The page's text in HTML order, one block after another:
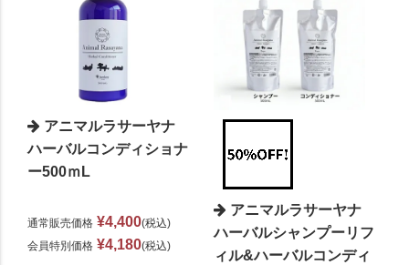
アニマルラサーヤナ
ハーバルコンディショナ
ー500ｍL
通常販売価格 ¥4,400 税込
会員特別価格 ¥4,180 税込
アニマルラサーヤナ
ハーバルシャンプーリフ
ィル&ハーバルコンディ